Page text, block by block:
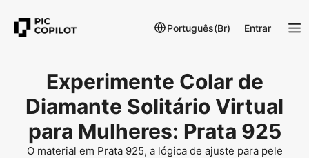
Português(Br) Entrar
Experimente Colar de
Diamante Solitário Virtual
para Mulheres: Prata 925
O material em Prata 925, a lógica de ajuste para pele